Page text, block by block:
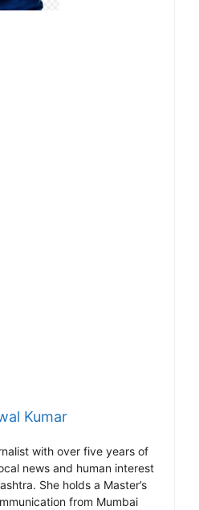
Kumar
with over five years of
news and human interest
She holds a Master’s
from Mumbai